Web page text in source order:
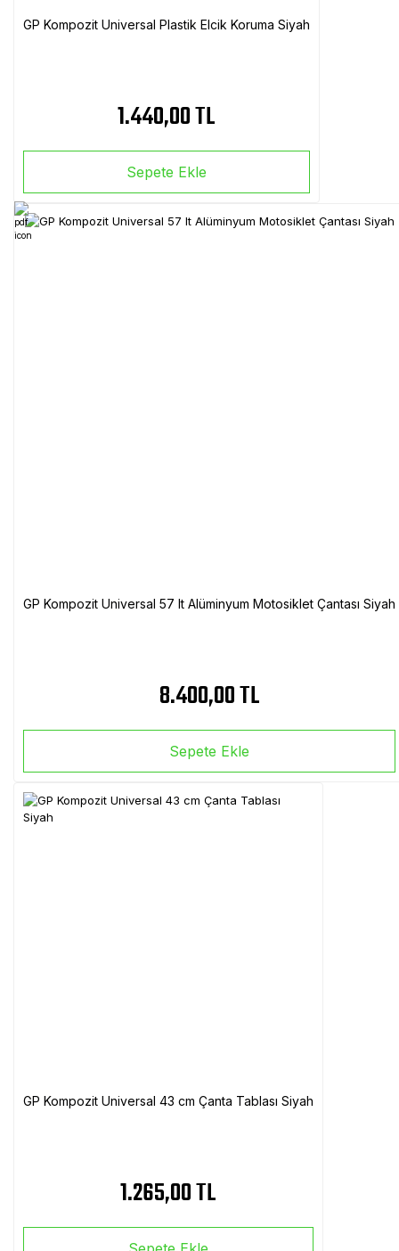
GP Kompozit Universal Plastik Elcik Koruma Siyah
1.440,00 TL
Sepete Ekle
GP Kompozit Universal 57 lt Alüminyum Motosiklet Çantası Siyah
8.400,00 TL
Sepete Ekle
GP Kompozit Universal 43 cm Çanta Tablası Siyah
1.265,00 TL